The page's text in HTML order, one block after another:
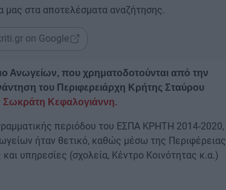
μας στα αποτελέσματα αναζήτησης.
on Google
Ανωγείων, που χρηματοδοτούνται από την
του Περιφερειάρχη Κρήτης Σταύρου
Κεφαλογιάννη.
περιόδου του ΕΣΠΑ ΚΡΗΤΗ 2014-2020,
ήταν θετικό, καθώς μέσω της Περιφέρειας
υπηρεσίες (σχολεία, Κέντρο Κοινότητας κ.α.)